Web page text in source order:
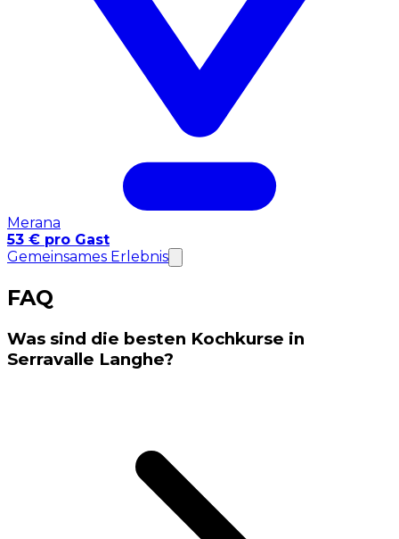
Merana
53 € pro Gast
Gemeinsames Erlebnis
FAQ
Was sind die besten Kochkurse in
Serravalle Langhe?